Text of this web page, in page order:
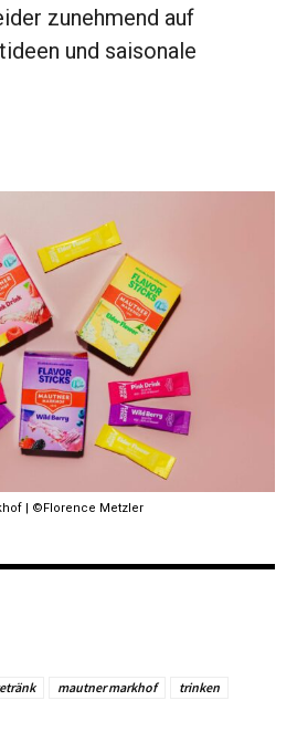
zunehmend auf
und saisonale
| ©Florence Metzler
mautner markhof
trinken